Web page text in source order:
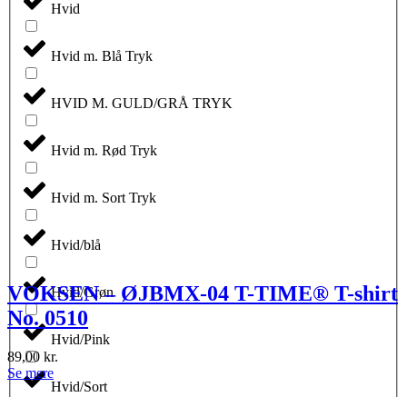
Hvid
Hvid m. Blå Tryk
HVID M. GULD/GRÅ TRYK
Hvid m. Rød Tryk
Hvid m. Sort Tryk
Hvid/blå
Hvid/Grøn
Hvid/Pink
Hvid/Sort
VOKSEN – ØJBMX-04 T-TIME® T-shirt
No. 0510
89,00 kr.
Se mereDette
vare